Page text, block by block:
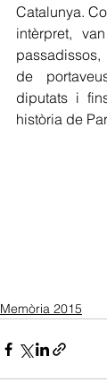
Catalunya.
intèrpret,
de
diputats i
història de
Memòria 2015